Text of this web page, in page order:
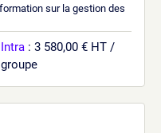
sur la gestion des
Intra : 3 580,00 € HT /
groupe